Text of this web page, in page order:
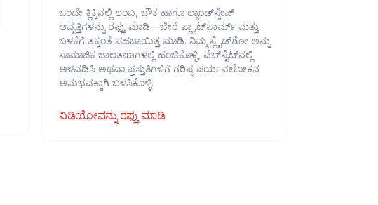
ಒಂದೇ ಕ್ಲಿಕ್ಕಿನಲ್ಲಿ ಲಂಬ, ಚೌಕ ಹಾಗೂ ಲ್ಯಾಂಡ್‌ಸ್ಕೇಪ್
ಆವೃತ್ತಿಗಳನ್ನು ರಫ್ತು ಮಾಡಿ—ಬೇರೆ ಪ್ಲ್ಯಾಟ್‌ಫಾರ್ಮ್ ಮತ್ತು
ಬಳಕೆಗೆ ತಕ್ಕಂತೆ ಪಹಚಾಯಿತ್ತ ಮಾಡಿ. ನಿಮ್ಮ ಸ್ಲೈಡ್‌ಶೋ ಅನ್ನು
ಸಾಮಾಜಿಕ ಜಾಲತಾಣಗಳಲ್ಲಿ ಹಂಚಿಕೊಳ್ಳಿ, ವೆಬ್‌ಸೈಟ್‌ನಲ್ಲಿ
ಅಳವಡಿಸಿ ಅಥವಾ ಪ್ರಸ್ತುತಿಗಳಿಗೆ ಗರಿಷ್ಠ ಪರ್ಯವಲೋಕನ
ಅನುಭವಕ್ಕಾಗಿ ಬಳಸಿಕೊಳ್ಳಿ.
ವಿಡಿಯೋವನ್ನು ರಫ್ತು ಮಾಡಿ